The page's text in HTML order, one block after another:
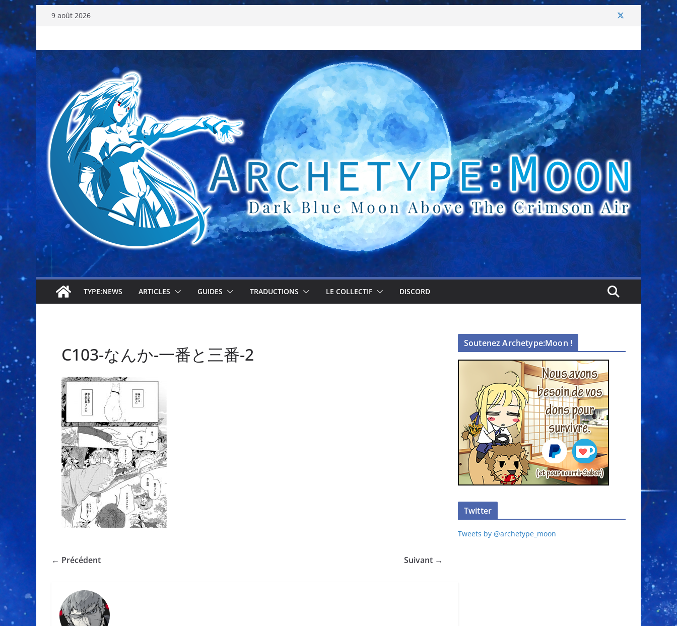
Passer9 août 2026
TYPE:NEWS ARTICLES GUIDES TRADUCTIONS LE COLLECTIF DISCORD
C103-なんか-一番と三番-2
← Précédent Suivant →
Soutenez Archetype:Moon !
Twitter
Tweets by @archetype_moon